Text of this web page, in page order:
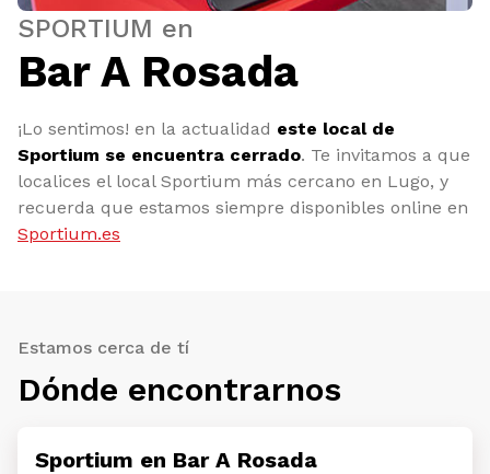
SPORTIUM en
Bar A Rosada
¡Lo sentimos! en la actualidad este local de
Sportium se encuentra cerrado. Te invitamos a que
localices el local Sportium más cercano en Lugo, y
recuerda que estamos siempre disponibles online en
Sportium.es
Estamos cerca de tí
Dónde encontrarnos
Sportium en Bar A Rosada